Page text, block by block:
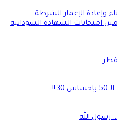
وإعادة الإعمار الشرطة
امتحانات الشهادة السودانية
!!
رسول الله